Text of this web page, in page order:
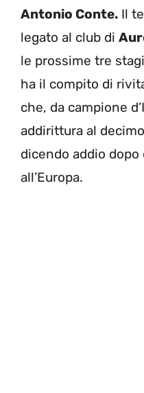
Antonio Conte. Il
legato al club di
le prossime tre
ha il compito di
che, da campione
addirittura al
dicendo addio
all’Europa.